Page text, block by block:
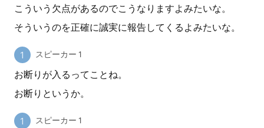
こういう欠点があるのでこうなりますよみたいな。
そういうのを正確に誠実に報告してくるよみたいな。
スピーカー 1
お断りが入るってことね。
お断りというか。
スピーカー 1